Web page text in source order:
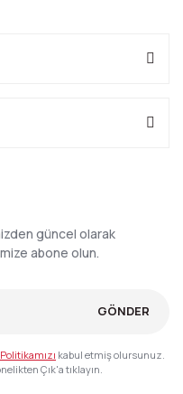
güncel olarak
abone olun.
GÖNDER
kabul etmiş olursunuz.
Çık'a tıklayın.